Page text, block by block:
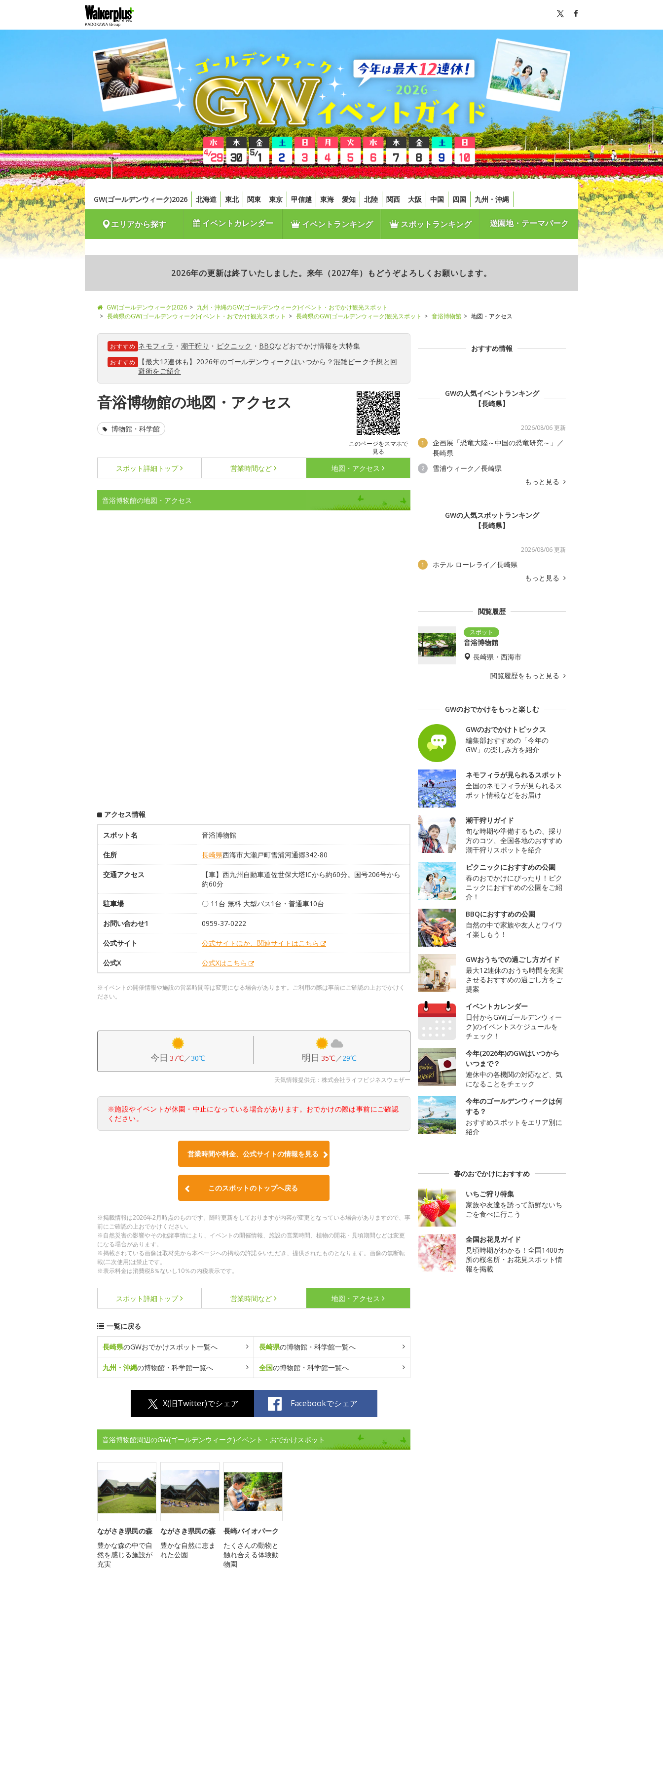
GW(ゴールデンウィーク)2026 北海道 東北 関東 東京 甲信越 東海 愛知 北陸 関西 大阪 中国 四国 九州・沖縄
エリアから探す イベントカレンダー イベントランキング スポットランキング 遊園地・テーマパーク
2026年の更新は終了いたしました。来年（2027年）もどうぞよろしくお願いします。
GW(ゴールデンウィーク)2026
九州・沖縄のGW(ゴールデンウィーク)イベント・おでかけ観光スポット
長崎県のGW(ゴールデンウィーク)イベント・おでかけ観光スポット
長崎県のGW(ゴールデンウィーク)観光スポット 音浴博物館 地図・アクセス
おすすめ ネモフィラ ・ 潮干狩り ・ ピクニック ・ BBQなどおでかけ情報を大特集
おすすめ
【最大12連休も】2026年のゴールデンウィークはいつから？混雑ピーク予想と回
避術をご紹介
音浴博物館の地図・アクセス
このページをスマホで
見る
博物館・科学館
スポット詳細 トップ 営業時間など 地図・アクセス
音浴博物館の地図・アクセス
アクセス情報
スポット名 音浴博物館
住所 長崎県西海市大瀬戸町雪浦河通郷342-80
交通アクセス
【車】西九州自動車道佐世保大塔ICから約60分。国号206号から
約60分
駐車場 〇 11台 無料 大型バス1台・普通車10台
お問い合わせ1 0959-37-0222
公式サイト 公式サイトほか、関連サイトはこちら
公式X 公式Xはこちら
※イベントの開催情報や施設の営業時間等は変更になる場合があります。ご利用の際は事前にご確認の上おでかけく
ださい。
今日 37℃／30℃ 明日 35℃／29℃
天気情報提供元：株式会社ライフビジネスウェザー
※施設やイベントが休園・中止になっている場合があります。おでかけの際は事前にご確認
ください。
営業時間や料金、公式サイトの情報を見る
このスポットのトップへ戻る
※掲載情報は2026年2月時点のものです。随時更新をしておりますが内容が変更となっている場合がありますので、事
前にご確認の上おでかけください。
※自然災害の影響やその他諸事情により、イベントの開催情報、施設の営業時間、植物の開花・見頃期間などは変更
になる場合があります。
※掲載されている画像は取材先から本ページへの掲載の許諾をいただき、提供されたものとなります。画像の無断転
載(二次使用)は禁止です。
※表示料金は消費税8％ないし10％の内税表示です。
スポット詳細 トップ 営業時間など 地図・アクセス
一覧に戻る
長崎県のGWおでかけスポット一覧へ 長崎県の博物館・科学館一覧へ
九州・沖縄の博物館・科学館一覧へ 全国の博物館・科学館一覧へ
X(旧Twitter)でシェア Facebookでシェア
音浴博物館周辺のGW(ゴールデンウィーク)イベント・おでかけスポット
ながさき県民の森
豊かな森の中で自
然を感じる施設が
充実
ながさき県民の森
豊かな自然に恵ま
れた公園
長崎バイオパーク
たくさんの動物と
触れ合える体験動
物園
おすすめ情報
GWの人気イベントランキング
【長崎県】
2026/08/06 更新
1
企画展「恐竜大陸～中国の恐竜研究～」／
長崎県
2
雪浦ウィーク／長崎県
もっと見る
GWの人気スポットランキング
【長崎県】
2026/08/06 更新
1
ホテル ローレライ／長崎県
もっと見る
閲覧履歴
音浴博物館
長崎県・西海市
閲覧履歴をもっと見る
GWのおでかけをもっと楽しむ
GWのおでかけトピックス
編集部おすすめの「今年の
GW」の楽しみ方を紹介
ネモフィラが見られるスポット
全国のネモフィラが見られるス
ポット情報などをお届け
潮干狩りガイド
旬な時期や準備するもの、採り
方のコツ、全国各地のおすすめ
潮干狩りスポットを紹介
ピクニックにおすすめの公園
春のおでかけにぴったり！ピク
ニックにおすすめの公園をご紹
介！
BBQにおすすめの公園
自然の中で家族や友人とワイワ
イ楽しもう！
GWおうちでの過ごし方ガイド
最大12連休のおうち時間を充実
させるおすすめの過ごし方をご
提案
イベントカレンダー
日付からGW(ゴールデンウィー
ク)のイベントスケジュールを
チェック！
今年(2026年)のGWはいつから
いつまで？
連休中の各機関の対応など、気
になることをチェック
今年のゴールデンウィークは何
する？
おすすめスポットをエリア別に
紹介
春のおでかけにおすすめ
いちご狩り特集
家族や友達を誘って新鮮ないち
ごを食べに行こう
全国お花見ガイド
見頃時期がわかる！全国1400カ
所の桜名所・お花見スポット情
報を掲載